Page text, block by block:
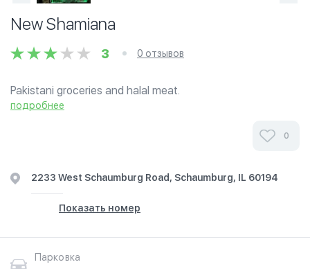
New Shamiana
3 0 отзывов
Pakistani groceries and halal meat.
подробнее
0
2233 West Schaumburg Road, Schaumburg, IL 60194
Показать номер
Парковка